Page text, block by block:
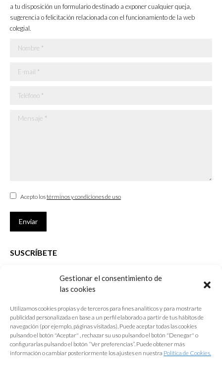
Gestionar el consentimiento de
las cookies
Utilizamos cookies propias y de terceros para fines analíticos y para mostrarte
publicidad personalizada en base a un perfil elaborado a partir de tus hábitos de
navegación (por ejemplo, páginas visitadas). Puede aceptar todas las cookies
pulsando el botón "Aceptar" , rechazar su uso pulsando el botón "Denegar" o
configurarlas pulsando el botón “Ver preferencias”. Puede obtener más
información o cambiar posteriormente los ajustes en nuestra Política de Cookies.
new
window
new
window
new
window
new
window
a tu disposición un formulario destinado a exponer cualquier queja,
sugerencia o felicitación relacionada con el funcionamiento de la web
colegial.
Nombre *
E-mail *
Teléfono *
Mensaje *
Acepto lostérminos y condiciones de uso
Enviar
SUSCRÍBETE
que desarrolla el Colegio de Arquitectos de Cádiz
E-mail *
Acepto lostérminos y condiciones de uso